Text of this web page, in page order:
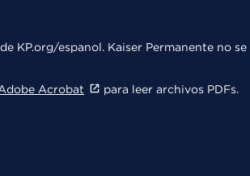
KP.org/espanol. Kaiser Permanente no
Acrobat para leer archivos PDFs.